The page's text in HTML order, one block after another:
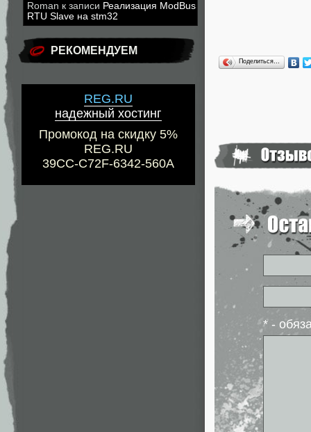
Roman к записи Реализация ModBus
RTU Slave на stm32
РЕКОМЕНДУЕМ
REG.RU
надежный хостинг
Промокод на скидку 5%
REG.RU
39CC-C72F-6342-560A
Поделиться…
* -